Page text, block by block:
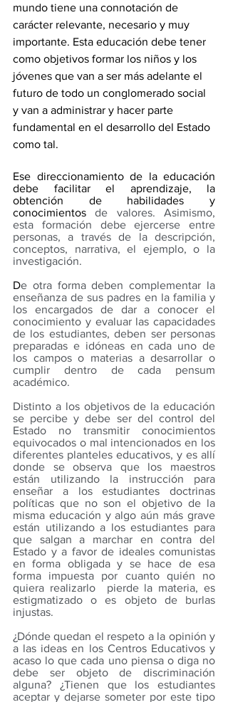
mundo tiene una connotación de
carácter relevante, necesario y muy
importante. Esta educación debe tener
como objetivos formar los niños y los
jóvenes que van a ser más adelante el
futuro de todo un conglomerado social
y van a administrar y hacer parte
fundamental en el desarrollo del Estado
como tal.
Ese direccionamiento de la educación
debe facilitar el aprendizaje, la
obtención de habilidades y
conocimientos de valores. Asimismo,
esta formación debe ejercerse entre
personas, a través de la descripción,
conceptos, narrativa, el ejemplo, o la
investigación.
De otra forma deben complementar la
enseñanza de sus padres en la familia y
los encargados de dar a conocer el
conocimiento y evaluar las capacidades
de los estudiantes, deben ser personas
preparadas e idóneas en cada uno de
los campos o materias a desarrollar o
cumplir dentro de cada pensum
académico.
Distinto a los objetivos de la educación
se percibe y debe ser del control del
Estado no transmitir conocimientos
equivocados o mal intencionados en los
diferentes planteles educativos, y es allí
donde se observa que los maestros
están utilizando la instrucción para
enseñar a los estudiantes doctrinas
políticas que no son el objetivo de la
misma educación y algo aún más grave
están utilizando a los estudiantes para
que salgan a marchar en contra del
Estado y a favor de ideales comunistas
en forma obligada y se hace de esa
forma impuesta por cuanto quién no
quiera realizarlo  pierde la materia, es
estigmatizado o es objeto de burlas
injustas.
¿Dónde quedan el respeto a la opinión y
a las ideas en los Centros Educativos y
acaso lo que cada uno piensa o diga no
debe ser objeto de discriminación
alguna? ¿Tienen que los estudiantes
aceptar y dejarse someter por este tipo